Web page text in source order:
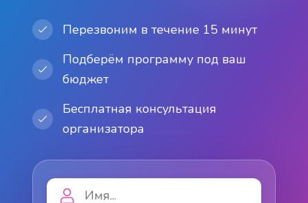
Перезвоним в течение 15 минут
Подберём программу под ваш
бюджет
Бесплатная консультация
организатора